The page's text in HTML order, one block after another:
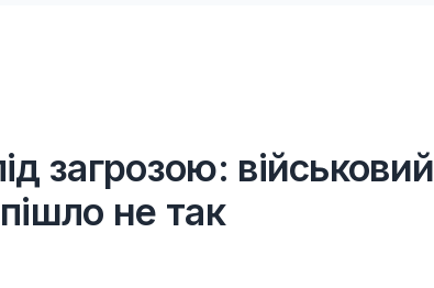
загрозою: військовий
не так